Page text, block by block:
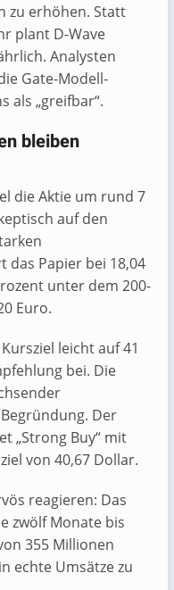
zu erhöhen. Statt
plant D-Wave
Analysten
Gate-Modell-
als „greifbar“.
bleiben
die Aktie um rund 7
auf den
das Papier bei 18,04
unter dem 200-
Euro.
leicht auf 41
bei. Die
Der
„Strong Buy“ mit
von 40,67 Dollar.
reagieren: Das
zwölf Monate bis
355 Millionen
echte Umsätze zu